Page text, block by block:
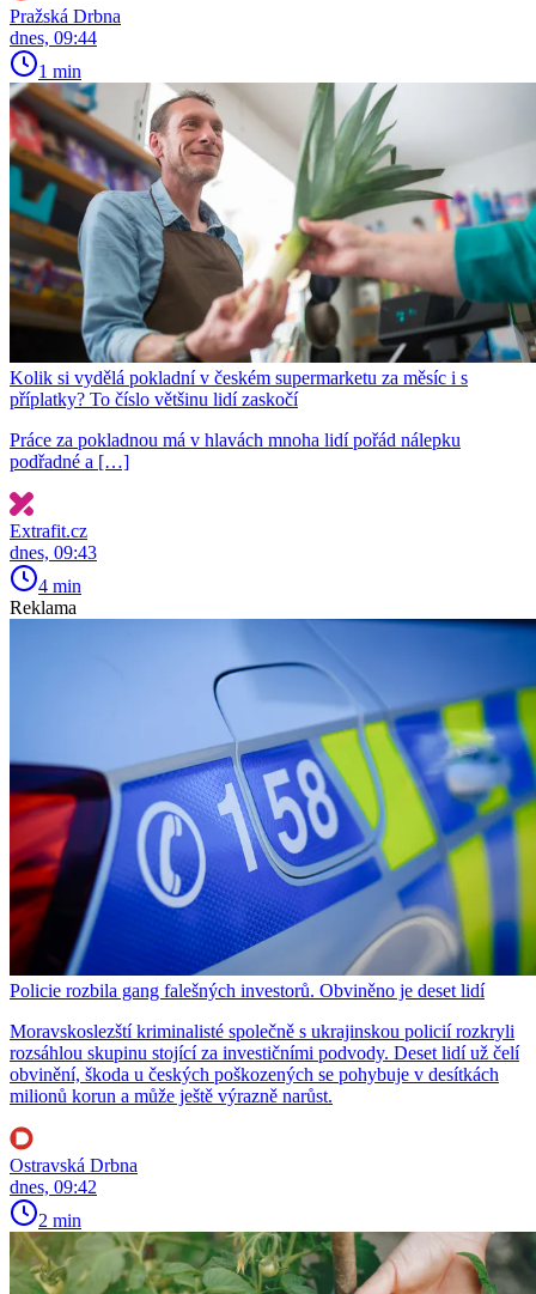
Pražská Drbna
dnes, 09:44
1 min
Kolik si vydělá pokladní v českém supermarketu za měsíc i s
příplatky? To číslo většinu lidí zaskočí
Práce za pokladnou má v hlavách mnoha lidí pořád nálepku
podřadné a […]
Extrafit.cz
dnes, 09:43
4 min
Reklama
Policie rozbila gang falešných investorů. Obviněno je deset lidí
Moravskoslezští kriminalisté společně s ukrajinskou policií rozkryli
rozsáhlou skupinu stojící za investičními podvody. Deset lidí už čelí
obvinění, škoda u českých poškozených se pohybuje v desítkách
milionů korun a může ještě výrazně narůst.
Ostravská Drbna
dnes, 09:42
2 min